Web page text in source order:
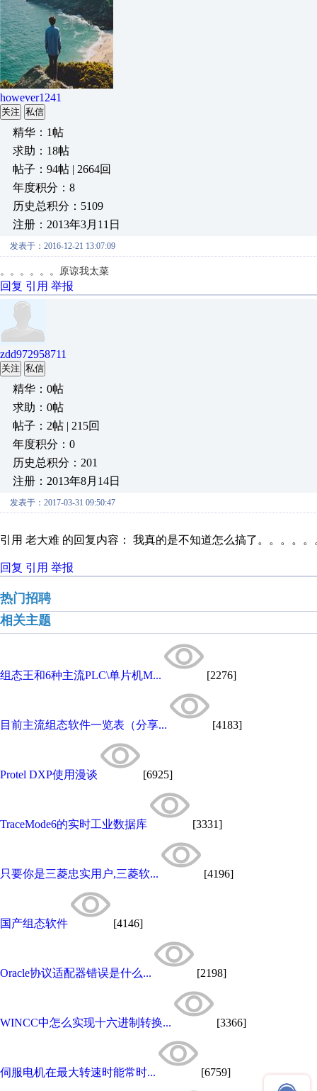
however1241
关注 私信
精华：1帖
求助：18帖
帖子：94帖 | 2664回
年度积分：8
历史总积分：5109
注册：2013年3月11日
发表于：2016-12-21 13:07:09
。。。。。。原谅我太菜
回复 引用 举报
zdd972958711
关注 私信
精华：0帖
求助：0帖
帖子：2帖 | 215回
年度积分：0
历史总积分：201
注册：2013年8月14日
发表于：2017-03-31 09:50:47
引用 老大难 的回复内容： 我真的是不知道怎么搞了。。。。
回复 引用 举报
热门招聘
相关主题
组态王和6种主流PLC\单片机M... [2276]
目前主流组态软件一览表（分享... [4183]
Protel DXP使用漫谈 [6925]
TraceMode6的实时工业数据库 [3331]
只要你是三菱忠实用户,三菱软... [4196]
国产组态软件 [4146]
Oracle协议适配器错误是什么... [2198]
WINCC中怎么实现十六进制转换... [3366]
伺服电机在最大转速时能常时... [6759]